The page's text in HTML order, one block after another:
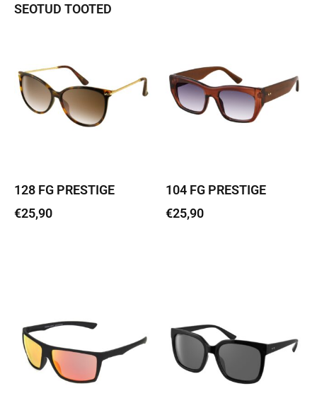
SEOTUD TOOTED
128 FG PRESTIGE
€25,90
104 FG PRESTIGE
€25,90